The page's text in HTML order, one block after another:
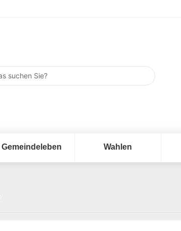
Gemeindeleben Wahlen